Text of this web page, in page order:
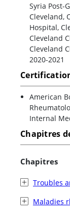
Syria Post-
Cleveland,
Hospital,
Cleveland
Cleveland
2020-2021
American
Internal
Chapitres
Chapitres
Troubles
Maladies